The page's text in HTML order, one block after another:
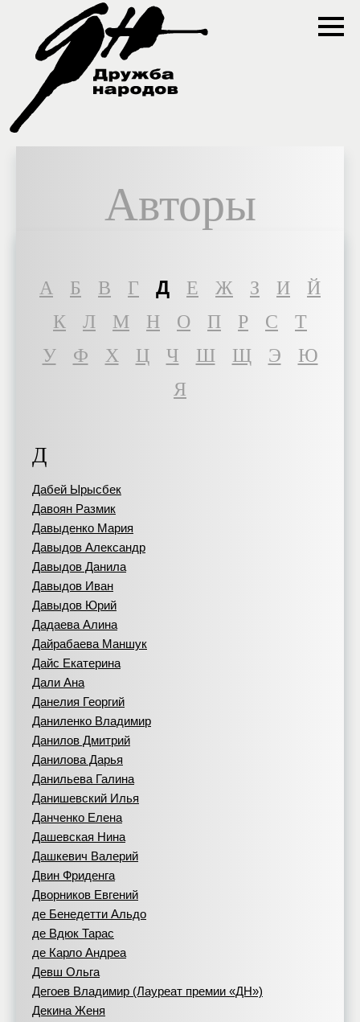
Авторы
A Б В Г Д Е Ж З И
Й
К
Л М Н О П Р С
Т
У
Ф Х Ц Ч Ш Щ Э
Ю
Я
Д
Дабей Ырысбек
Давоян Размик
Давыденко Мария
Давыдов Александр
Давыдов Данила
Давыдов Иван
Давыдов Юрий
Дадаева Алина
Дайрабаева Маншук
Дайс Екатерина
Дали Ана
Данелия Георгий
Даниленко Владимир
Данилов Дмитрий
Данилова Дарья
Данильева Галина
Данишевский Илья
Данченко Елена
Дашевская Нина
Дашкевич Валерий
Двин Фриденга
Дворников Евгений
де Бенедетти Альдо
де Вдюк Тарас
де Карло Андреа
Девш Ольга
Дегоев Владимир (Лауреат премии «ДН»)
Декина Женя